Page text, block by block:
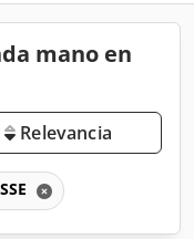
mano en
Relevancia